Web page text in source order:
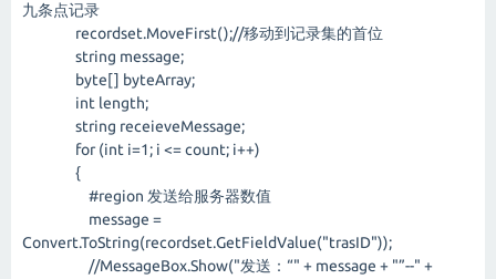
九条点记录
recordset.MoveFirst();//移动到记录集的首位
string message;
byte[] byteArray;
int length;
string receieveMessage;
for (int i=1; i <= count; i++)
{
#region 发送给服务器数值
message =
Convert.ToString(recordset.GetFieldValue("trasID"));
//MessageBox.Show("发送：“" + message + "”--" +